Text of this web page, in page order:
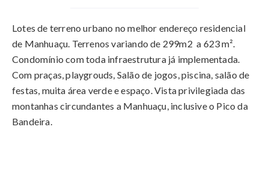
Lotes de terreno urbano no melhor endereço residencial
de Manhuaçu. Terrenos variando de 299m2 a 623 m².
Condomínio com toda infraestrutura já implementada.
Com praças, playgrouds, Salão de jogos, piscina, salão de
festas, muita área verde e espaço. Vista privilegiada das
montanhas circundantes a Manhuaçu, inclusive o Pico da
Bandeira.